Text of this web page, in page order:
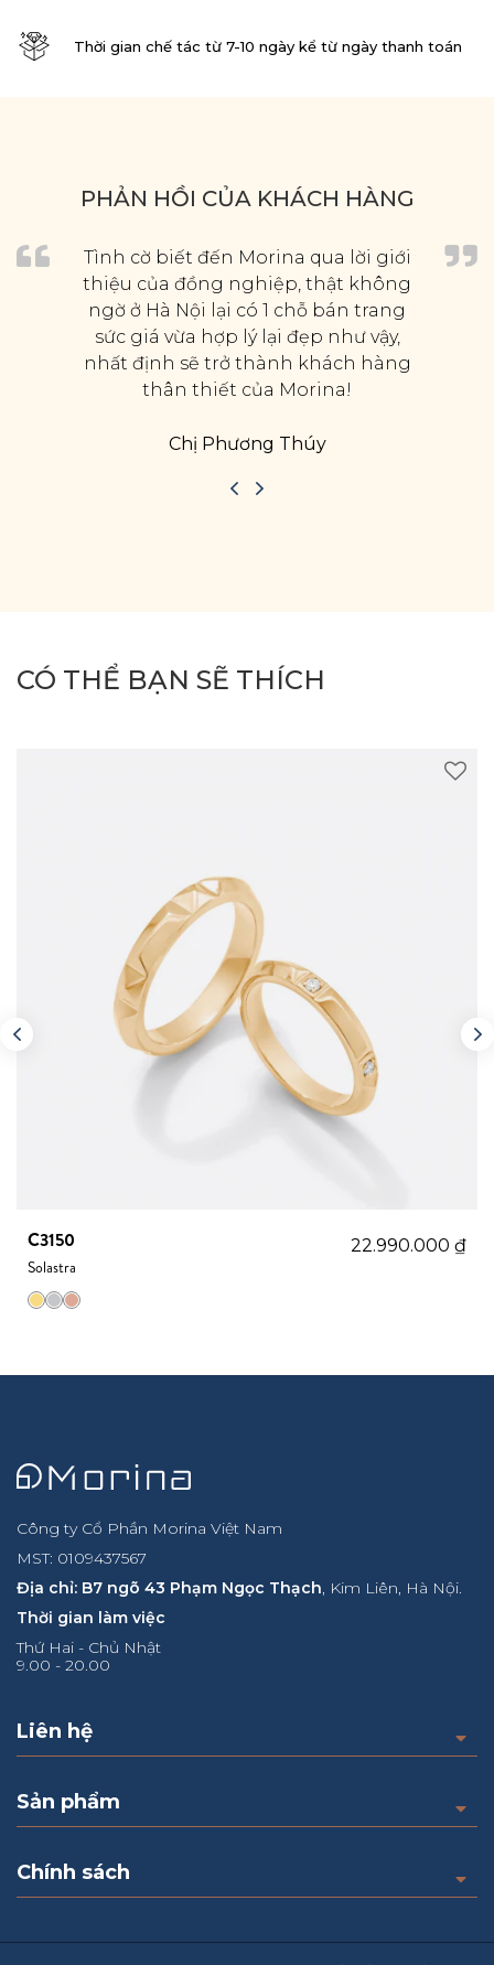
Thời gian chế tác từ 7-10 ngày kể từ ngày thanh toán
PHẢN HỒI CỦA KHÁCH HÀNG
Tình cờ biết đến Morina qua lời giới
thiệu của đồng nghiệp, thật không
ngờ ở Hà Nội lại có 1 chỗ bán trang
sức giá vừa hợp lý lại đẹp như vậy,
nhất định sẽ trở thành khách hàng
thân thiết của Morina!
Chị Phương Thúy
CÓ THỂ BẠN SẼ THÍCH
C3150
Solastra
22.990.000 ₫
Công ty Cổ Phần Morina Việt Nam
MST: 0109437567
Địa chỉ: B7 ngõ 43 Phạm Ngọc Thạch, Kim Liên, Hà Nội.
Thời gian làm việc
Thứ Hai - Chủ Nhật
9.00 - 20.00
Liên hệ
Sản phẩm
Chính sách